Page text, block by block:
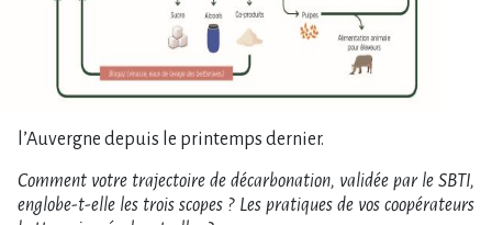
l’Auvergne depuis le printemps dernier.
Comment votre trajectoire de décarbonation, validée par le SBTI,
englobe-t-elle les trois scopes ? Les pratiques de vos coopérateurs